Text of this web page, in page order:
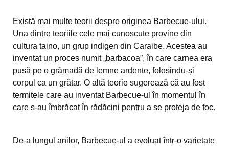
Există mai multe teorii despre originea Barbecue-ului.
Una dintre teoriile cele mai cunoscute provine din
cultura taino, un grup indigen din Caraibe. Acestea au
inventat un proces numit „barbacoa”, în care carnea era
pusă pe o grămadă de lemne ardente, folosindu-și
corpul ca un grătar. O altă teorie sugerează că au fost
termitele care au inventat Barbecue-ul în momentul în
care s-au îmbrăcat în rădăcini pentru a se proteja de foc.
De-a lungul anilor, Barbecue-ul a evoluat într-o varietate